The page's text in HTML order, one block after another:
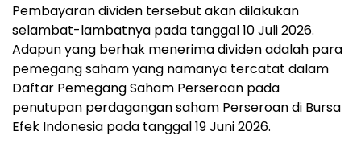
Pembayaran dividen tersebut akan dilakukan
selambat-lambatnya pada tanggal 10 Juli 2026.
Adapun yang berhak menerima dividen adalah para
pemegang saham yang namanya tercatat dalam
Daftar Pemegang Saham Perseroan pada
penutupan perdagangan saham Perseroan di Bursa
Efek Indonesia pada tanggal 19 Juni 2026.